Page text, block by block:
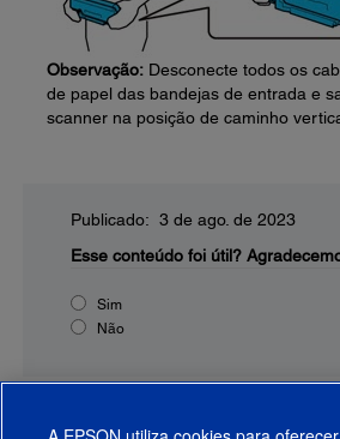
Observação: Desconecte todos os
de papel das bandejas de entrada e
scanner na posição de caminho
Publicado: 3 de ago. de 2023
Esse conteúdo foi útil?
Sim
Não